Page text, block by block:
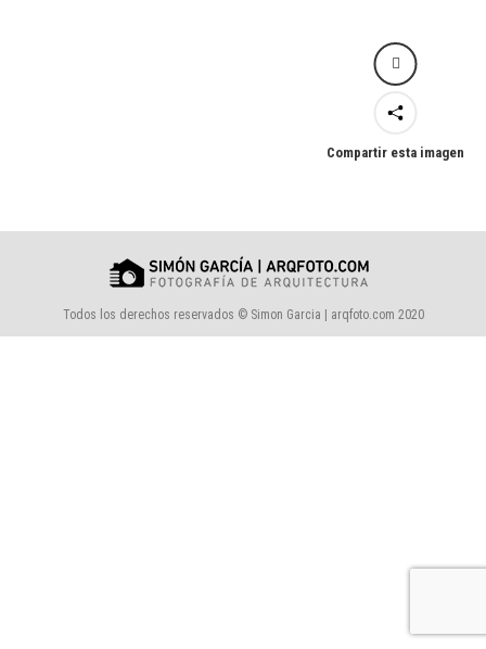
Compartir esta imagen
Todos los derechos reservados © Simon Garcia | arqfoto.com 2020